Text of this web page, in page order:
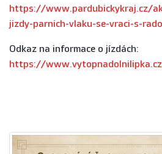
https://www.pardubickykraj.cz/
jizdy-parnich-vlaku-se-vraci-s-
Odkaz na informace o jízdách:
https://